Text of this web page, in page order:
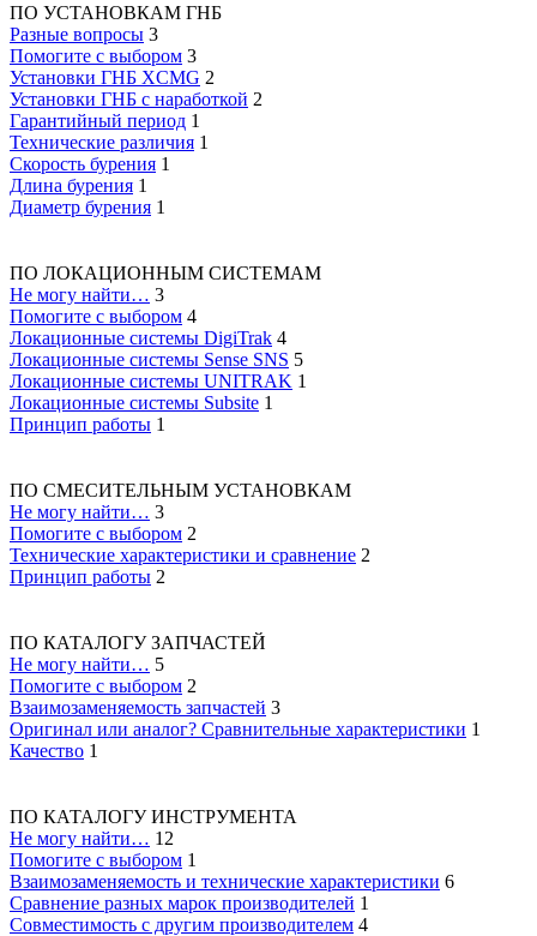
ПО УСТАНОВКАМ ГНБ
Разные вопросы 3
Помогите с выбором 3
Установки ГНБ XCMG 2
Установки ГНБ с наработкой 2
Гарантийный период 1
Технические различия 1
Скорость бурения 1
Длина бурения 1
Диаметр бурения 1
ПО ЛОКАЦИОННЫМ СИСТЕМАМ
Не могу найти… 3
Помогите с выбором 4
Локационные системы DigiTrak 4
Локационные системы Sense SNS 5
Локационные системы UNITRAK 1
Локационные системы Subsite 1
Принцип работы 1
ПО СМЕСИТЕЛЬНЫМ УСТАНОВКАМ
Не могу найти… 3
Помогите с выбором 2
Технические характеристики и сравнение 2
Принцип работы 2
ПО КАТАЛОГУ ЗАПЧАСТЕЙ
Не могу найти… 5
Помогите с выбором 2
Взаимозаменяемость запчастей 3
Оригинал или аналог? Сравнительные характеристики 1
Качество 1
ПО КАТАЛОГУ ИНСТРУМЕНТА
Не могу найти… 12
Помогите с выбором 1
Взаимозаменяемость и технические характеристики 6
Сравнение разных марок производителей 1
Совместимость с другим производителем 4